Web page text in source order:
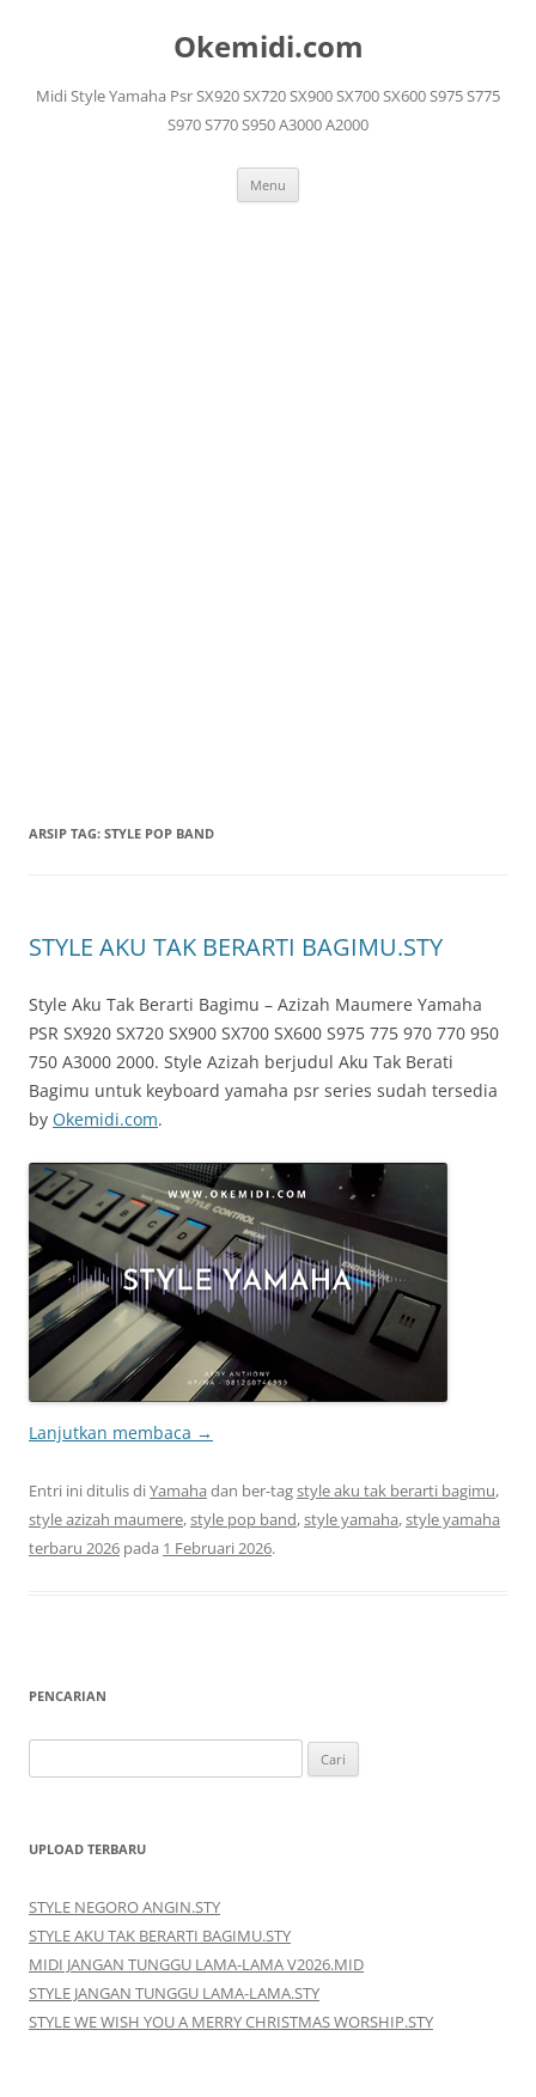
Okemidi.com
Midi Style Yamaha Psr SX920 SX720 SX900 SX700 SX600 S975 S775
S970 S770 S950 A3000 A2000
Menu
ARSIP TAG: STYLE POP BAND
STYLE AKU TAK BERARTI BAGIMU.STY
Style Aku Tak Berarti Bagimu – Azizah Maumere Yamaha
PSR SX920 SX720 SX900 SX700 SX600 S975 775 970 770 950
750 A3000 2000. Style Azizah berjudul Aku Tak Berati
Bagimu untuk keyboard yamaha psr series sudah tersedia
by Okemidi.com.
Lanjutkan membaca →
Entri ini ditulis diYamaha dan ber-tagstyle aku tak berarti bagimu,
style azizah maumere,style pop band,style yamaha,style yamaha
terbaru 2026 pada 1 Februari 2026.
PENCARIAN
untuk:
UPLOAD TERBARU
STYLE NEGORO ANGIN.STY
STYLE AKU TAK BERARTI BAGIMU.STY
MIDI JANGAN TUNGGU LAMA-LAMA V2026.MID
STYLE JANGAN TUNGGU LAMA-LAMA.STY
STYLE WE WISH YOU A MERRY CHRISTMAS WORSHIP.STY